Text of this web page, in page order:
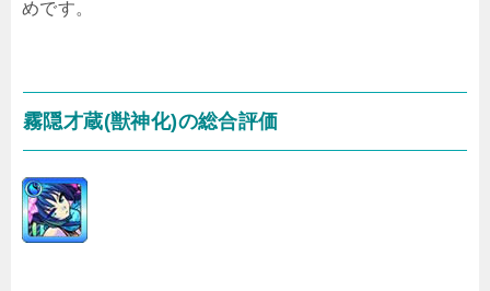
めです。
霧隠才蔵(獣神化)の総合評価